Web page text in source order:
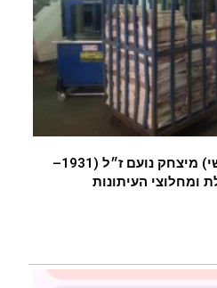
העיר אילת תיפרד ( חמישי) מיצחק נועם ז״ל (1931–
ומחלוצי העיתונות